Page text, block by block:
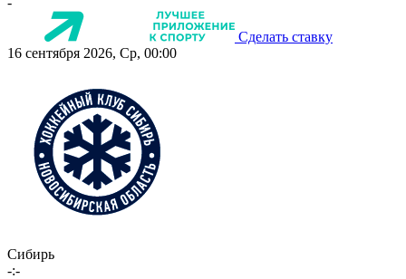
Сделать ставку
16 сентября 2026, Ср, 00:00
Сибирь
-:-